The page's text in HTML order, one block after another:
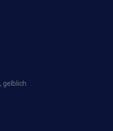
gelblich